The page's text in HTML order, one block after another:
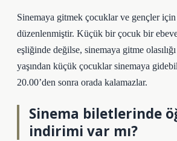
Sinemaya gitmek çocuklar ve gençler
düzenlenmiştir. Küçük bir çocuk bir
eşliğinde değilse, sinemaya gitme olasılığı
yaşından küçük çocuklar sinemaya
20.00’den sonra orada kalamazlar.
Sinema biletlerinde
indirimi var mı?